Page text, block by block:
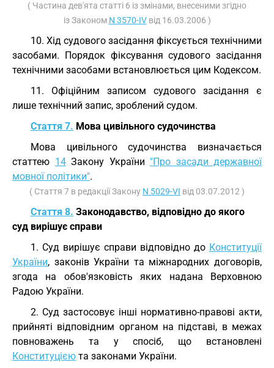
( Частина дев'ята статті 6 із змінами, внесеними згідно
із Законом N 3570-IVвід 16.03.2006 )
10. Хід судового засідання фіксується технічними
засобами. Порядок фіксування судового засідання
технічними засобами встановлюється цим Кодексом.
11. Офіційним записом судового засідання є
лише технічний запис, зроблений судом.
Стаття 7. Мова цивільного судочинства
Мова цивільного судочинства визначається
статтею 14Закону України "Про засади державної
мовної політики".
( Стаття 7 в редакції Закону N 5029-VI від 03.07.2012 )
Стаття 8. Законодавство, відповідно до якого
суд вирішує справи
1. Суд вирішує справи відповідно до Конституції
України, законів України та міжнародних договорів,
згода на обов'язковість яких надана Верховною
Радою України.
2. Суд застосовує інші нормативно-правові акти,
прийняті відповідним органом на підставі, в межах
повноважень та у спосіб, що встановлені
Конституцією та законами України.